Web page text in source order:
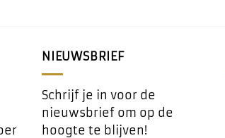
NIEUWSBRIEF
Schrijf je in voor de
nieuwsbrief om op de
hoogte te blijven!